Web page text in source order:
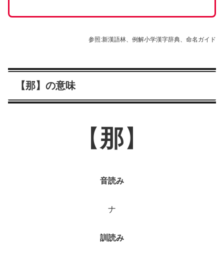
参照:新漢語林、例解小学漢字辞典、命名ガイド
【那】の意味
【那】
音読み
ナ
訓読み